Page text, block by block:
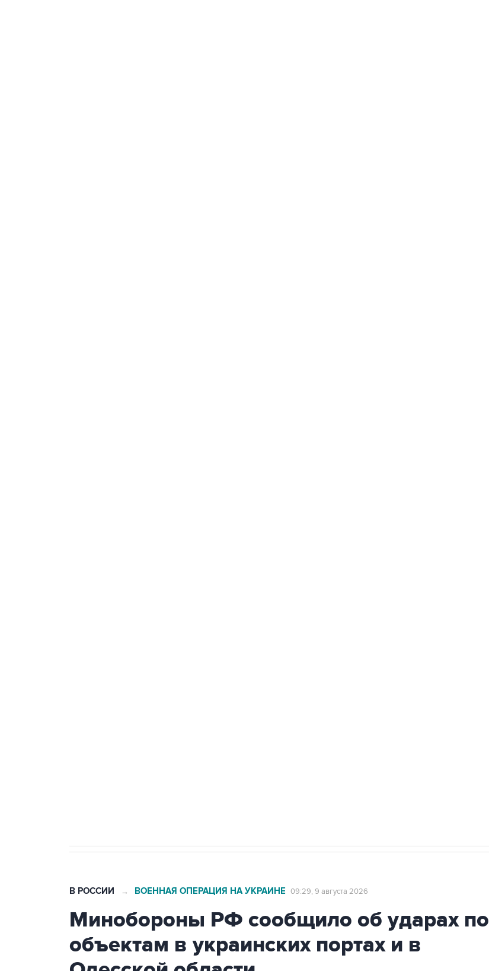
В РОССИИ → ВОЕННАЯ ОПЕРАЦИЯ НА УКРАИНЕ 09:29, 9 августа 2026
Минобороны РФ сообщило об ударах по
объектам в украинских портах и в